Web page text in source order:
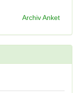
Archiv Anket